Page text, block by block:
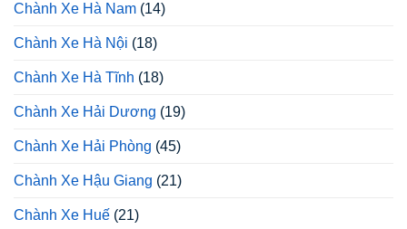
Chành Xe Hà Nam (14)
Chành Xe Hà Nội (18)
Chành Xe Hà Tĩnh (18)
Chành Xe Hải Dương (19)
Chành Xe Hải Phòng (45)
Chành Xe Hậu Giang (21)
Chành Xe Huế (21)